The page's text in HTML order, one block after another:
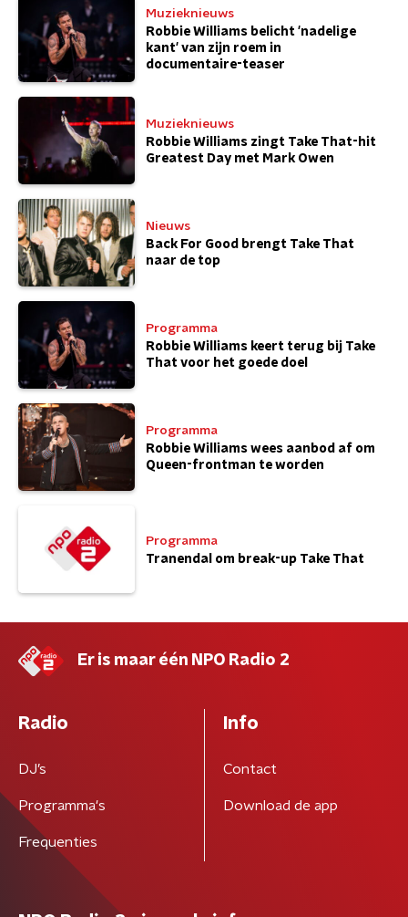
Muzieknieuws
Robbie Williams belicht 'nadelige
kant' van zijn roem in
documentaire-teaser
Muzieknieuws
Robbie Williams zingt Take That-hit
Greatest Day met Mark Owen
Nieuws
Back For Good brengt Take That
naar de top
Programma
Robbie Williams keert terug bij Take
That voor het goede doel
Programma
Robbie Williams wees aanbod af om
Queen-frontman te worden
Programma
Tranendal om break-up Take That
Er is maar één NPO Radio 2
Radio
DJ’s
Programma's
Frequenties
Info
Contact
Download de app